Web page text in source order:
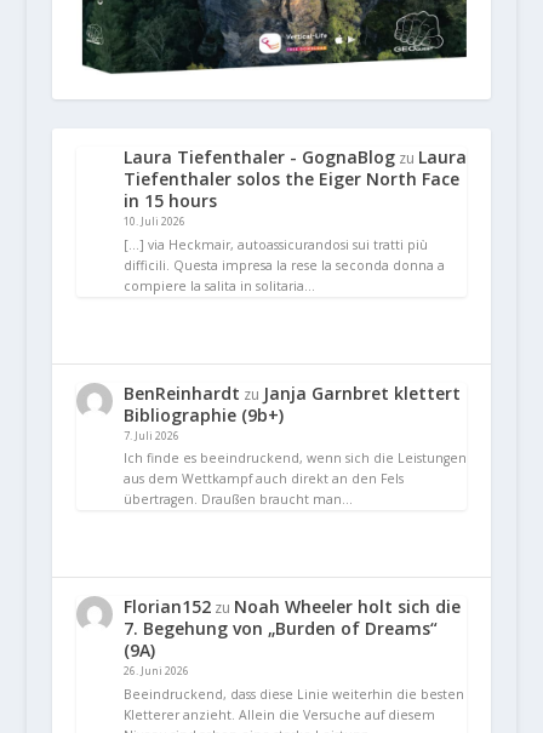
Laura Tiefenthaler - GognaBlogzu Laura
Tiefenthaler solos the Eiger North Face
in 15 hours
10. Juli 2026
[…] via Heckmair, autoassicurandosi sui tratti più
difficili. Questa impresa la rese la seconda donna a
compiere la salita in solitaria…
BenReinhardt zu Janja Garnbret klettert
Bibliographie (9b+)
7. Juli 2026
Ich finde es beeindruckend, wenn sich die Leistungen
aus dem Wettkampf auch direkt an den Fels
übertragen. Draußen braucht man…
Florian152zu Noah Wheeler holt sich die
7. Begehung von „Burden of Dreams“
(9A)
26. Juni 2026
Beeindruckend, dass diese Linie weiterhin die besten
Kletterer anzieht. Allein die Versuche auf diesem